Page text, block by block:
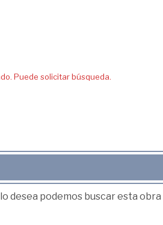
Puede solicitar búsqueda.
desea podemos buscar esta